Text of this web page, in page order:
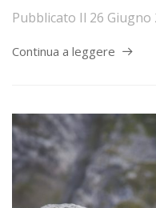
Pubblicato Il 26 Giugno
Continua a leggere